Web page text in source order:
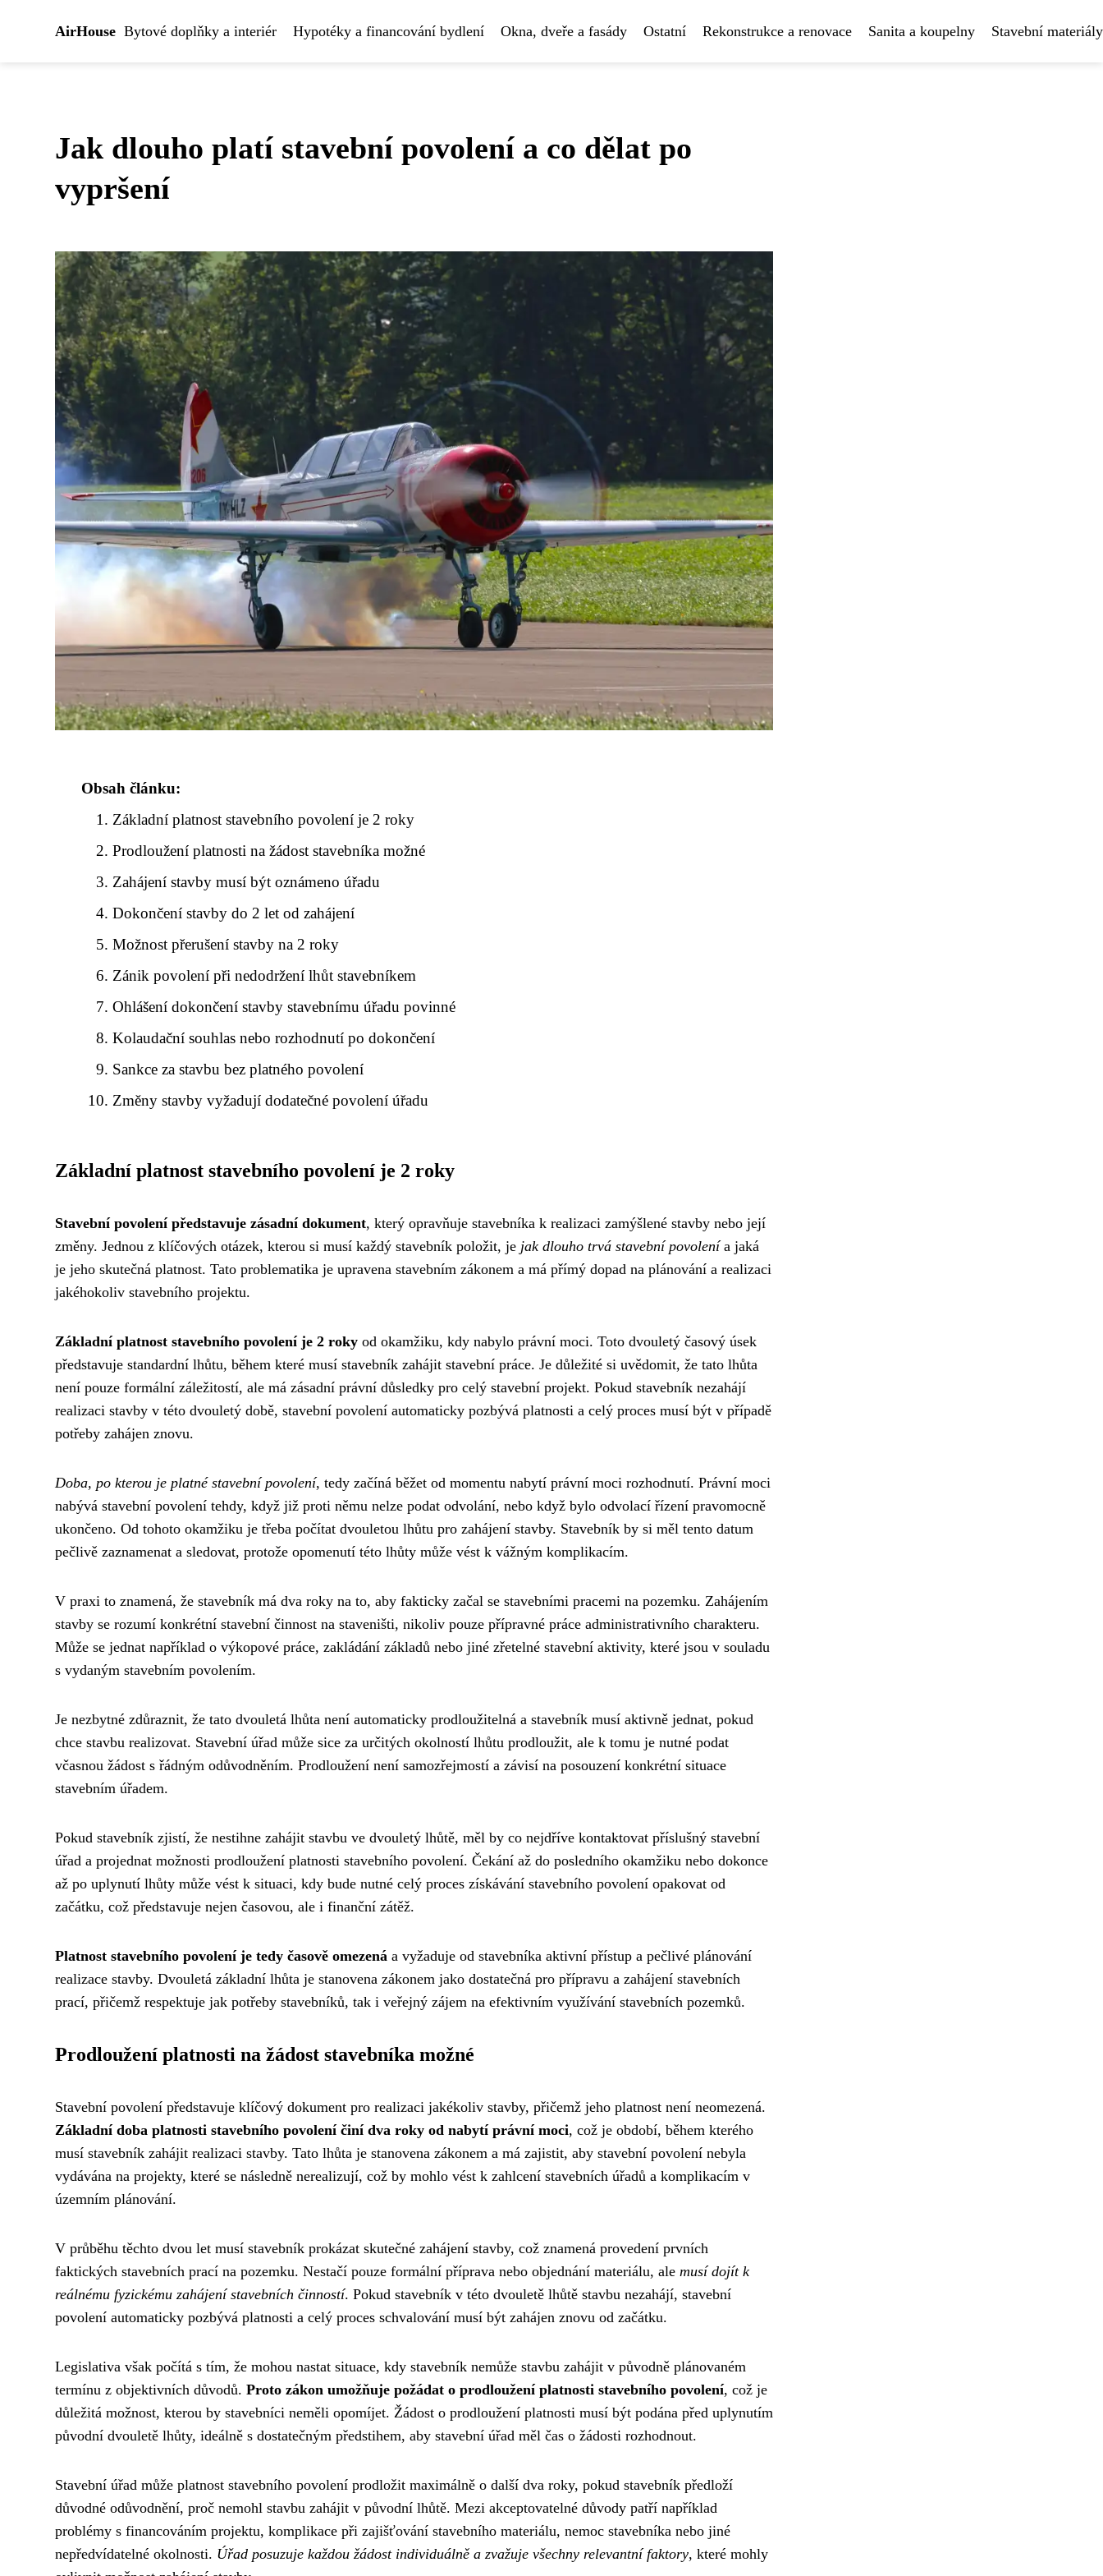
AirHouse Bytové doplňky a interiér Hypotéky a financování bydlení Okna, dveře a fasády Ostatní Rekonstrukce a renovace Sanita a koupelny Stavební materiály
Jak dlouho platí stavební povolení a co dělat po
vypršení
Obsah článku:
Základní platnost stavebního povolení je 2 roky
Prodloužení platnosti na žádost stavebníka možné
Zahájení stavby musí být oznámeno úřadu
Dokončení stavby do 2 let od zahájení
Možnost přerušení stavby na 2 roky
Zánik povolení při nedodržení lhůt stavebníkem
Ohlášení dokončení stavby stavebnímu úřadu povinné
Kolaudační souhlas nebo rozhodnutí po dokončení
Sankce za stavbu bez platného povolení
Změny stavby vyžadují dodatečné povolení úřadu
Základní platnost stavebního povolení je 2 roky
Stavební povolení představuje zásadní dokument, který opravňuje stavebníka k realizaci zamýšlené stavby nebo její
změny. Jednou z klíčových otázek, kterou si musí každý stavebník položit, je jak dlouho trvá stavební povolenía jaká
je jeho skutečná platnost. Tato problematika je upravena stavebním zákonem a má přímý dopad na plánování a realizaci
jakéhokoliv stavebního projektu.
Základní platnost stavebního povolení je 2 roky od okamžiku, kdy nabylo právní moci. Toto dvouletý časový úsek
představuje standardní lhůtu, během které musí stavebník zahájit stavební práce. Je důležité si uvědomit, že tato lhůta
není pouze formální záležitostí, ale má zásadní právní důsledky pro celý stavební projekt. Pokud stavebník nezahájí
realizaci stavby v této dvouletý době, stavební povolení automaticky pozbývá platnosti a celý proces musí být v případě
potřeby zahájen znovu.
Doba, po kterou je platné stavební povolení, tedy začíná běžet od momentu nabytí právní moci rozhodnutí. Právní moci
nabývá stavební povolení tehdy, když již proti němu nelze podat odvolání, nebo když bylo odvolací řízení pravomocně
ukončeno. Od tohoto okamžiku je třeba počítat dvouletou lhůtu pro zahájení stavby. Stavebník by si měl tento datum
pečlivě zaznamenat a sledovat, protože opomenutí této lhůty může vést k vážným komplikacím.
V praxi to znamená, že stavebník má dva roky na to, aby fakticky začal se stavebními pracemi na pozemku. Zahájením
stavby se rozumí konkrétní stavební činnost na staveništi, nikoliv pouze přípravné práce administrativního charakteru.
Může se jednat například o výkopové práce, zakládání základů nebo jiné zřetelné stavební aktivity, které jsou v souladu
s vydaným stavebním povolením.
Je nezbytné zdůraznit, že tato dvouletá lhůta není automaticky prodloužitelná a stavebník musí aktivně jednat, pokud
chce stavbu realizovat. Stavební úřad může sice za určitých okolností lhůtu prodloužit, ale k tomu je nutné podat
včasnou žádost s řádným odůvodněním. Prodloužení není samozřejmostí a závisí na posouzení konkrétní situace
stavebním úřadem.
Pokud stavebník zjistí, že nestihne zahájit stavbu ve dvouletý lhůtě, měl by co nejdříve kontaktovat příslušný stavební
úřad a projednat možnosti prodloužení platnosti stavebního povolení. Čekání až do posledního okamžiku nebo dokonce
až po uplynutí lhůty může vést k situaci, kdy bude nutné celý proces získávání stavebního povolení opakovat od
začátku, což představuje nejen časovou, ale i finanční zátěž.
Platnost stavebního povolení je tedy časově omezená a vyžaduje od stavebníka aktivní přístup a pečlivé plánování
realizace stavby. Dvouletá základní lhůta je stanovena zákonem jako dostatečná pro přípravu a zahájení stavebních
prací, přičemž respektuje jak potřeby stavebníků, tak i veřejný zájem na efektivním využívání stavebních pozemků.
Prodloužení platnosti na žádost stavebníka možné
Stavební povolení představuje klíčový dokument pro realizaci jakékoliv stavby, přičemž jeho platnost není neomezená.
Základní doba platnosti stavebního povolení činí dva roky od nabytí právní moci, což je období, během kterého
musí stavebník zahájit realizaci stavby. Tato lhůta je stanovena zákonem a má zajistit, aby stavební povolení nebyla
vydávána na projekty, které se následně nerealizují, což by mohlo vést k zahlcení stavebních úřadů a komplikacím v
územním plánování.
V průběhu těchto dvou let musí stavebník prokázat skutečné zahájení stavby, což znamená provedení prvních
faktických stavebních prací na pozemku. Nestačí pouze formální příprava nebo objednání materiálu, ale musí dojít k
reálnému fyzickému zahájení stavebních činností. Pokud stavebník v této dvouletě lhůtě stavbu nezahájí, stavební
povolení automaticky pozbývá platnosti a celý proces schvalování musí být zahájen znovu od začátku.
Legislativa však počítá s tím, že mohou nastat situace, kdy stavebník nemůže stavbu zahájit v původně plánovaném
termínu z objektivních důvodů. Proto zákon umožňuje požádat o prodloužení platnosti stavebního povolení, což je
důležitá možnost, kterou by stavebníci neměli opomíjet. Žádost o prodloužení platnosti musí být podána před uplynutím
původní dvouletě lhůty, ideálně s dostatečným předstihem, aby stavební úřad měl čas o žádosti rozhodnout.
Stavební úřad může platnost stavebního povolení prodložit maximálně o další dva roky, pokud stavebník předloží
důvodné odůvodnění, proč nemohl stavbu zahájit v původní lhůtě. Mezi akceptovatelné důvody patří například
problémy s financováním projektu, komplikace při zajišťování stavebního materiálu, nemoc stavebníka nebo jiné
nepředvídatelné okolnosti. Úřad posuzuje každou žádost individuálně a zvažuje všechny relevantní faktory, které mohly